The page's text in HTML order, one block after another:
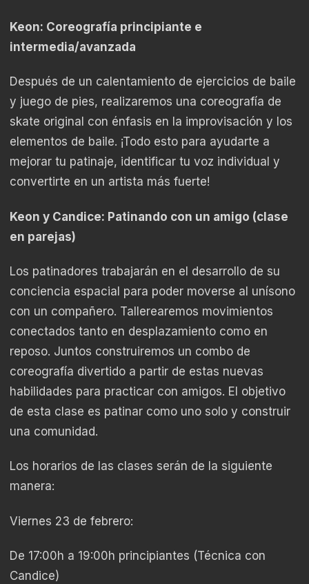
Keon: Coreografía principiante e
intermedia/avanzada
Después de un calentamiento de ejercicios de baile
y juego de pies, realizaremos una coreografía de
skate original con énfasis en la improvisación y los
elementos de baile. ¡Todo esto para ayudarte a
mejorar tu patinaje, identificar tu voz individual y
convertirte en un artista más fuerte!
Keon y Candice: Patinando con un amigo (clase
en parejas)
Los patinadores trabajarán en el desarrollo de su
conciencia espacial para poder moverse al unísono
con un compañero. Tallerearemos movimientos
conectados tanto en desplazamiento como en
reposo. Juntos construiremos un combo de
coreografía divertido a partir de estas nuevas
habilidades para practicar con amigos. El objetivo
de esta clase es patinar como uno solo y construir
una comunidad.
Los horarios de las clases serán de la siguiente
manera:
Viernes 23 de febrero:
De 17:00h a 19:00h principiantes (Técnica con
Candice)